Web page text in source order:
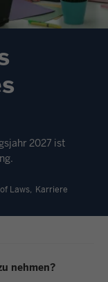
2027 ist
Laws Karriere
nehmen?